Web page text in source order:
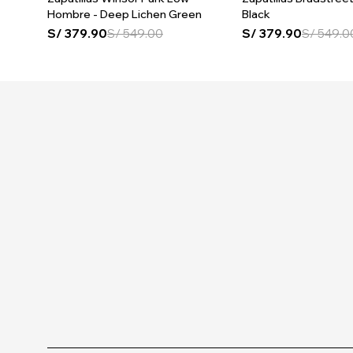
Hombre - Deep Lichen Green
S/ 379.90S/549.00
Black
S/ 379.90S/